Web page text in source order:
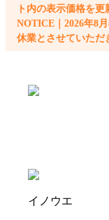
ト内の表示価格を
NOTICE｜2026年8
休業とさせていただ
イノウエ